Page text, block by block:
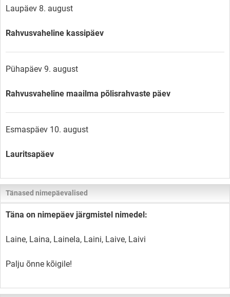
Laupäev 8. august
Rahvusvaheline kassipäev
Pühapäev 9. august
Rahvusvaheline maailma põlisrahvaste päev
Esmaspäev 10. august
Lauritsapäev
Tänased nimepäevalised
Täna on nimepäev järgmistel nimedel:
Laine, Laina, Lainela, Laini, Laive, Laivi
Palju õnne kõigile!